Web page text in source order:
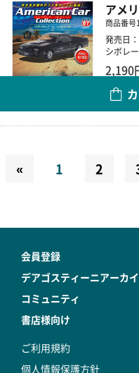
アメ
商品番号
発売日
シボレ
2,190
« 1 2
会員登録
デアゴスティーニアーカ
コミュニティ
書店様向け
ご利用規約
個人情報保護方針